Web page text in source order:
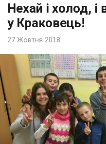
Нехай і холод, і
у Краковець!
27 Жовтня 2018